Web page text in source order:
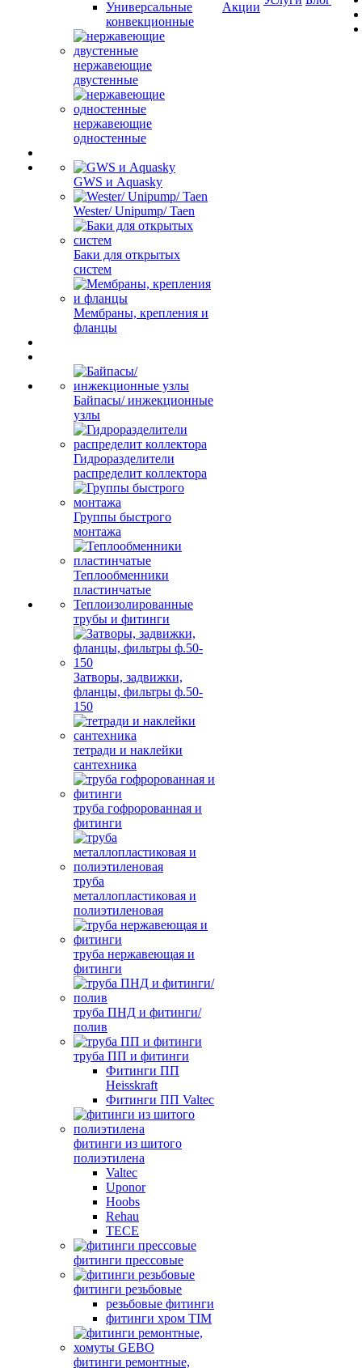
Универсальные
конвекционные
нержавеющие
двустенные
нержавеющие
одностенные
GWS и Aquasky
Wester/ Unipump/ Taen
Баки для открытых
систем
Мембраны, крепления и
фланцы
Байпасы/ инжекционные
узлы
Гидроразделители
распределит коллектора
Группы быстрого
монтажа
Теплообменники
пластинчатые
Теплоизолированные
трубы и фитинги
Затворы, задвижки,
фланцы, фильтры ф.50-
150
тетради и наклейки
сантехника
труба гофророванная и
фитинги
труба
металлопластиковая и
полиэтиленовая
труба нержавеющая и
фитинги
труба ПНД и фитинги/
полив
труба ПП и фитинги
Фитинги ПП
Heisskraft
Фитинги ПП Valtec
фитинги из шитого
полиэтилена
Valtec
Uponor
Hoobs
Rehau
TECE
фитинги прессовые
фитинги резьбовые
резьбовые фитинги
фитинги хром TIM
фитинги ремонтные,
Акции